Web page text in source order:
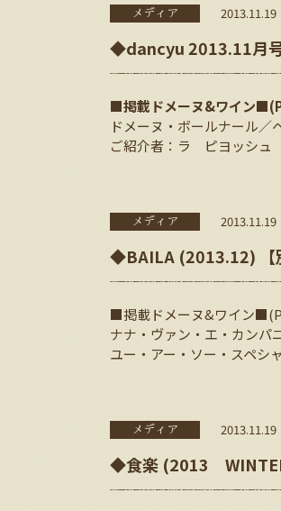
メディア 2013.11.19
◆dancyu 2013.11月
■掲載ドメーヌ&ワイン
ドメーヌ・ボールナール
ご紹介者：ラ ピヨッシ
メディア 2013.11.19
◆BAILA (2013.12) 【
■掲載ドメーヌ&ワイン
ナナ・ヴァン・エ・カンパ
ユー・アー・ソー・スペシ
メディア 2013.11.19
◆食楽 (2013